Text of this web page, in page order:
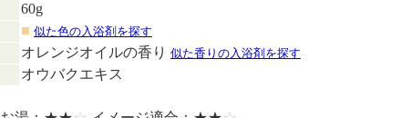
60g
■ 似た色の入浴剤を探す
オレンジオイルの香り 似た香りの入浴剤を探す
オウバクエキス